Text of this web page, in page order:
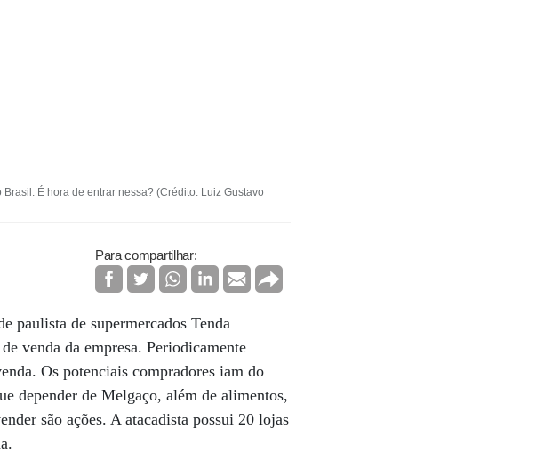
É hora de entrar nessa? (Crédito: Luiz Gustavo
Para compartilhar:
paulista de supermercados Tenda
venda da empresa. Periodicamente
Os potenciais compradores iam do
depender de Melgaço, além de alimentos,
são ações. A atacadista possui 20 lojas